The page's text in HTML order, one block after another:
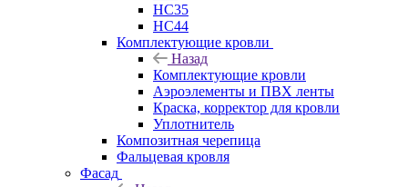
НС35
НС44
Комплектующие кровли
Назад
Комплектующие кровли
Аэроэлементы и ПВХ ленты
Краска, корректор для кровли
Уплотнитель
Композитная черепица
Фальцевая кровля
Фасад